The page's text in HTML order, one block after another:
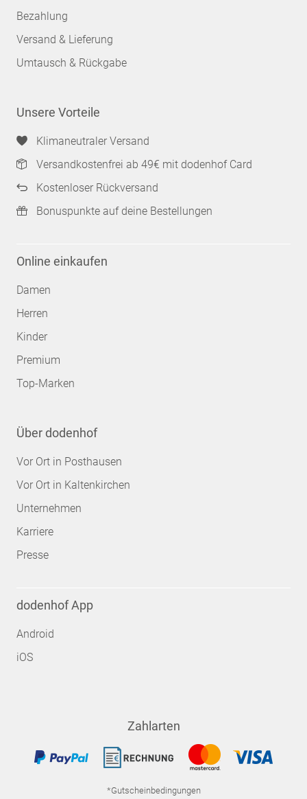
Bezahlung
Versand & Lieferung
Umtausch & Rückgabe
Unsere Vorteile
Klimaneutraler Versand
Versandkostenfrei ab 49€ mit dodenhof Card
Kostenloser Rückversand
Bonuspunkte auf deine Bestellungen
Online einkaufen
Damen
Herren
Kinder
Premium
Top-Marken
Über dodenhof
Vor Ort in Posthausen
Vor Ort in Kaltenkirchen
Unternehmen
Karriere
Presse
dodenhof App
Android
iOS
Zahlarten
*Gutscheinbedingungen